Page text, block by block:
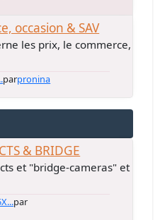
occasion & SAV
les prix, le commerce,
parpronina
& BRIDGE
et "bridge-cameras" et
par